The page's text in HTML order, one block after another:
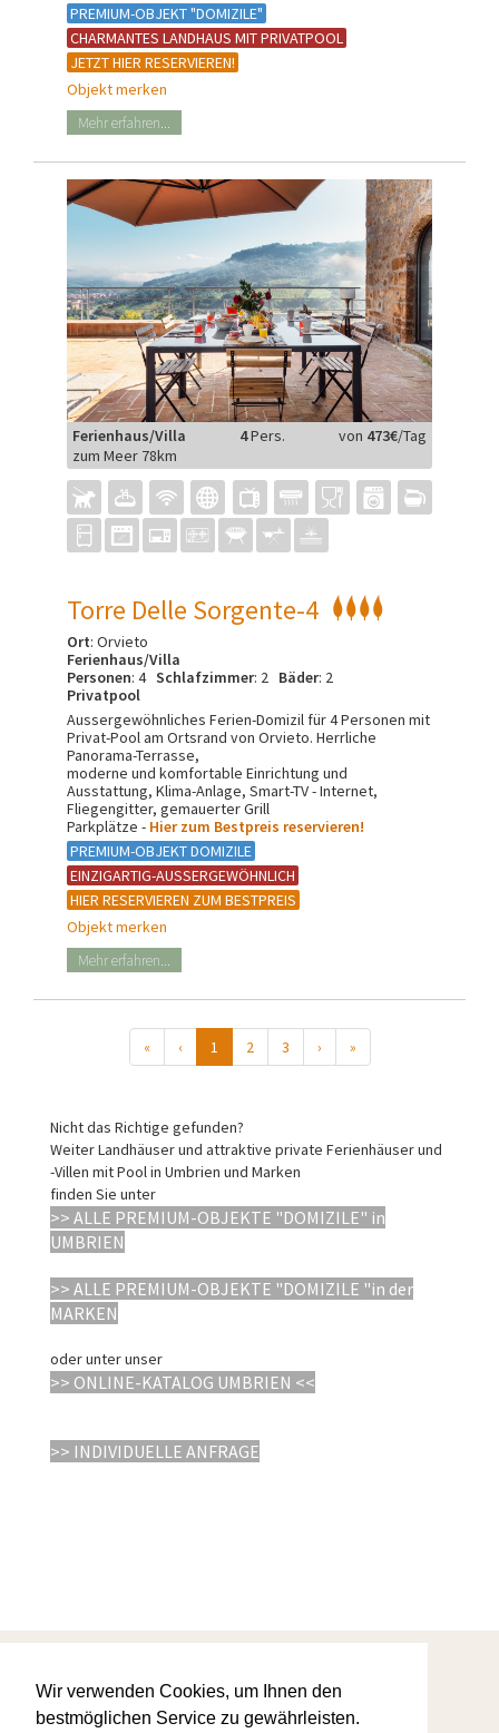
Wir verwenden Cookies, um Ihnen den
bestmöglichen Service zu gewährleisten.
PREMIUM-OBJEKT "DOMIZILE"
CHARMANTES LANDHAUS MIT PRIVATPOOL
JETZT HIER RESERVIEREN!
Objekt merken
Mehr erfahren...
Ferienhaus/Villa 4Pers. von 473€/Tag
zum Meer 78km
Torre Delle Sorgente-4
Ort: Orvieto
Ferienhaus/Villa
Personen: 4 Schlafzimmer: 2 Bäder: 2
Privatpool
Aussergewöhnliches Ferien-Domizil für 4 Personen mit
Privat-Pool am Ortsrand von Orvieto. Herrliche
Panorama-Terrasse,
moderne und komfortable Einrichtung und
Ausstattung, Klima-Anlage, Smart-TV - Internet,
Fliegengitter, gemauerter Grill
Parkplätze - Hier zum Bestpreis reservieren!
PREMIUM-OBJEKT DOMIZILE
EINZIGARTIG-AUSSERGEWÖHNLICH
HIER RESERVIEREN ZUM BESTPREIS
Objekt merken
Mehr erfahren...
« ‹ 1 2 3 › »
Nicht das Richtige gefunden?
Weiter Landhäuser und attraktive private Ferienhäuser und
-Villen mit Pool in Umbrien und Marken
finden Sie unter
>> ALLE PREMIUM-OBJEKTE "DOMIZILE" in
UMBRIEN
>> ALLE PREMIUM-OBJEKTE "DOMIZILE "in der
MARKEN
oder unter unser
>> ONLINE-KATALOG UMBRIEN <<
>> INDIVIDUELLE ANFRAGE
Warum wir
Ihre Favoriten